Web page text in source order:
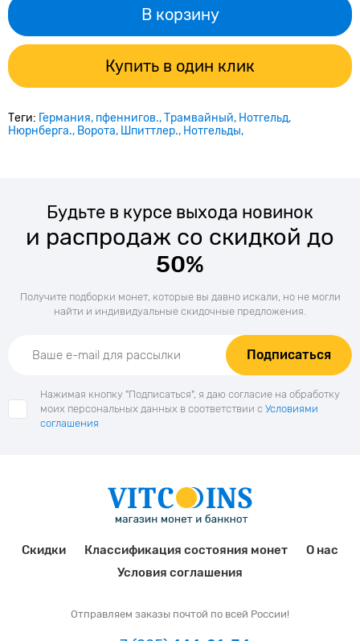
В корзину
Купить в один клик
Теги: Германия пфеннигов. Трамвайный Нотгельд
Нюрнберга. Ворота Шпиттлер. Нотгельды
Будьте в курсе выхода новинок
и распродаж со скидкой до
50%
Получите подборки монет, которые вы давно искали, но не могли
найти и индивидуальные скидочные предложения.
Подписаться
Нажимая кнопку "Подписаться", я даю согласие на обработку
моих персональных данных в соответствии с Условиями
соглашения
Скидки Классификация состояния монет
О нас
Условия соглашения
Отправляем заказы почтой по всей России!